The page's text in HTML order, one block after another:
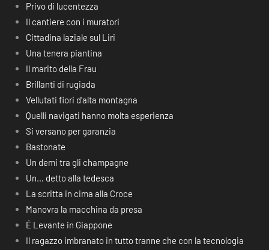
Privo di lucentezza
Il cantiere con i muratori
Cittadina laziale sul Liri
Una tenera piantina
Il marito della Frau
Brillanti di rugiada
Vellutati fiori d’alta montagna
Quelli navigati hanno molta esperienza
Si versano per garanzia
Bastonate
Un demi tra gli champagne
Un… detto alla tedesca
La scritta in cima alla Croce
Manovra la macchina da presa
É Levante in Giappone
Il ragazzo imbranato in tutto tranne che con la tecnologia